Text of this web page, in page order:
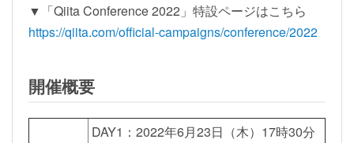
▼「Qiita Conference 2022」特設ページはこちら
https://qiita.com/official-campaigns/conference/2022
開催概要
DAY1：2022年6月23日（木）17時30分